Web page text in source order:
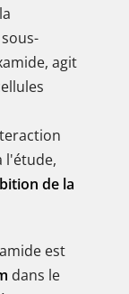
agit
l'étude,
de la
est
dans le